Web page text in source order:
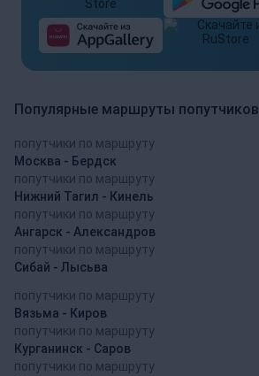
Популярные маршруты попутчиков
попутчики по маршруту
Москва - Бердск
попутчики по маршруту
Нижний Тагил - Кинель
попутчики по маршруту
Ангарск - Александров
попутчики по маршруту
Сибай - Лысьва
попутчики по маршруту
Вязьма - Киров
попутчики по маршруту
Курганинск - Саров
попутчики по маршруту